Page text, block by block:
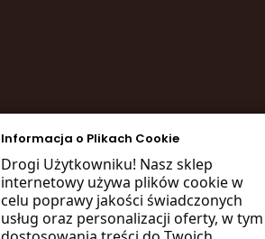
Informacja o Plikach Cookie
Drogi Użytkowniku! Nasz sklep
internetowy używa plików cookie w
celu poprawy jakości świadczonych
usług oraz personalizacji oferty, w tym